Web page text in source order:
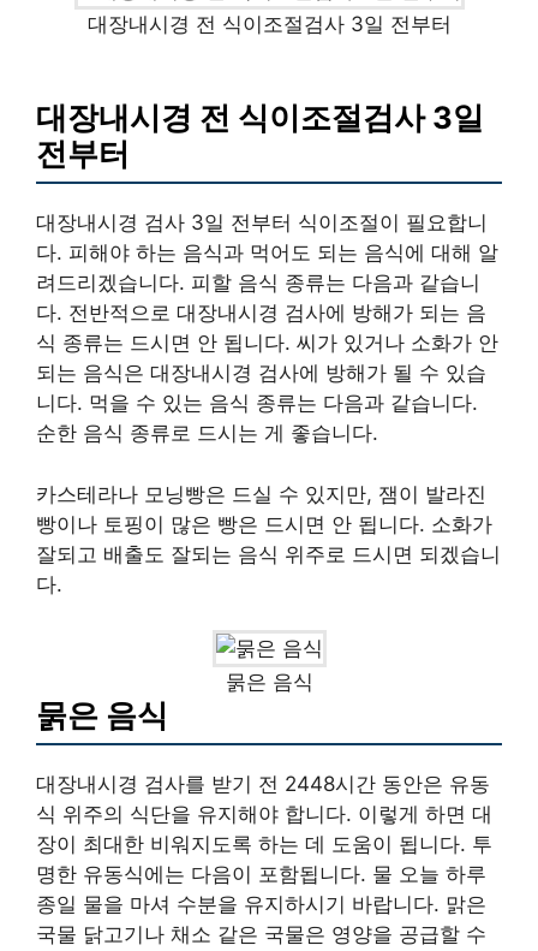
대장내시경 전 식이조절검사 3일 전부터
대장내시경 전 식이조절검사 3일
전부터
대장내시경 검사 3일 전부터 식이조절이 필요합니
다. 피해야 하는 음식과 먹어도 되는 음식에 대해 알
려드리겠습니다. 피할 음식 종류는 다음과 같습니
다. 전반적으로 대장내시경 검사에 방해가 되는 음
식 종류는 드시면 안 됩니다. 씨가 있거나 소화가 안
되는 음식은 대장내시경 검사에 방해가 될 수 있습
니다. 먹을 수 있는 음식 종류는 다음과 같습니다.
순한 음식 종류로 드시는 게 좋습니다.
카스테라나 모닝빵은 드실 수 있지만, 잼이 발라진
빵이나 토핑이 많은 빵은 드시면 안 됩니다. 소화가
잘되고 배출도 잘되는 음식 위주로 드시면 되겠습니
다.
묽은 음식
묽은 음식
대장내시경 검사를 받기 전 2448시간 동안은 유동
식 위주의 식단을 유지해야 합니다. 이렇게 하면 대
장이 최대한 비워지도록 하는 데 도움이 됩니다. 투
명한 유동식에는 다음이 포함됩니다. 물 오늘 하루
종일 물을 마셔 수분을 유지하시기 바랍니다. 맑은
국물 닭고기나 채소 같은 국물은 영양을 공급할 수